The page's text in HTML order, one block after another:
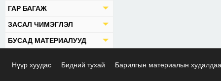
ГАР БАГАЖ
ЗАСАЛ ЧИМЭГЛЭЛ
БУСАД МАТЕРИАЛУУД
Нүүр хуудас Бидний тухай Барилгын материалын